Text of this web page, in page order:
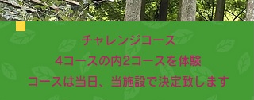
チャレンジコース
4コースの内2コースを体験
コースは当日、当施設で決定​致します